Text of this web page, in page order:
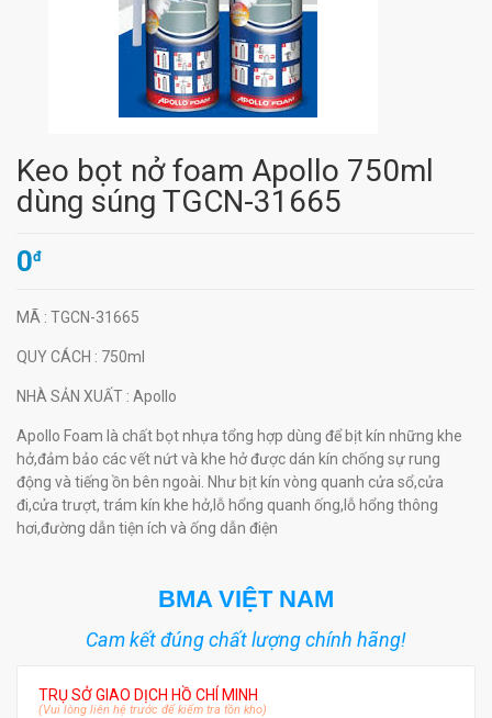
Keo bọt nở foam Apollo 750ml
dùng súng TGCN-31665
0đ
MÃ : TGCN-31665
QUY CÁCH : 750ml
NHÀ SẢN XUẤT : Apollo
Apollo Foam là chất bọt nhựa tổng hợp dùng để bịt kín những khe
hở,đảm bảo các vết nứt và khe hở được dán kín chống sự rung
động và tiếng ồn bên ngoài. Như bịt kín vòng quanh cửa sổ,cửa
đi,cửa trượt, trám kín khe hở,lỗ hổng quanh ống,lỗ hổng thông
hơi,đường dẫn tiện ích và ống dẫn điện
BMA VIỆT NAM
Cam kết đúng chất lượng chính hãng!
TRỤ SỞ GIAO DỊCH HỒ CHÍ MINH
(Vui lòng liên hệ trước để kiểm tra tồn kho)